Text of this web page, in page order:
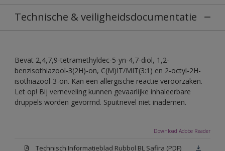
Technische & veiligheidsdocumentatie
Bevat 2,4,7,9-tetramethyldec-5-yn-4,7-diol, 1,2-
benzisothiazool-3(2H)-on, C(M)IT/MIT(3:1) en 2-octyl-2H-
isothiazool-3-on. Kan een allergische reactie veroorzaken.
Let op! Bij verneveling kunnen gevaarlijke inhaleerbare
druppels worden gevormd. Spuitnevel niet inademen.
Download Adobe Reader
Technisch Informatieblad Rubbol BL Safira (PDF)